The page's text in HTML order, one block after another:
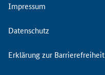
v
e
K
Impressum
Datenschutz
Erklärung zur Barrierefreiheit